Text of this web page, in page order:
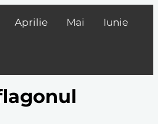
Aprilie Mai Iunie